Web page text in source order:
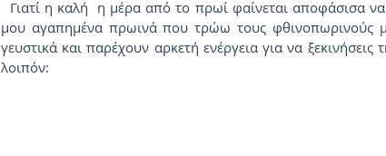
μου αγαπημένα πρωινά που τρώω τους φθινοπωρινούς
γευστικά και παρέχουν αρκετή ενέργεια για να
λοιπόν: